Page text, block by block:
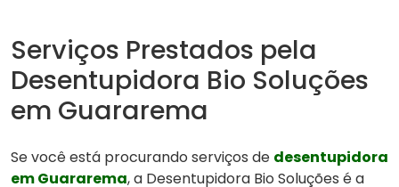
Serviços Prestados pela
Desentupidora Bio Soluções
em Guararema
Se você está procurando serviços de desentupidora
em Guararema, a Desentupidora Bio Soluções é a